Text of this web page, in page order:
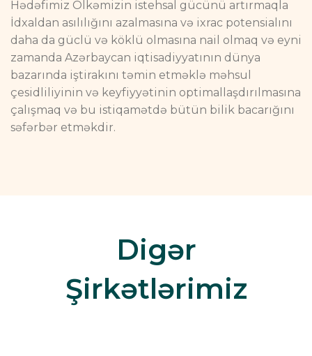
Hədəfimiz Ölkəmizin istehsal gücünü artırmaqla
İdxaldan asılılığını azalmasına və ixrac potensialını
daha da güclü və köklü olmasına nail olmaq və eyni
zamanda Azərbaycan iqtisadiyyatının dünya
bazarında iştirakını təmin etməklə məhsul
çesidliliyinin və keyfiyyətinin optimallaşdırılmasına
çalışmaq və bu istiqamətdə bütün bilik bacarığını
səfərbər etməkdir.
Digər
Şirkətlərimiz